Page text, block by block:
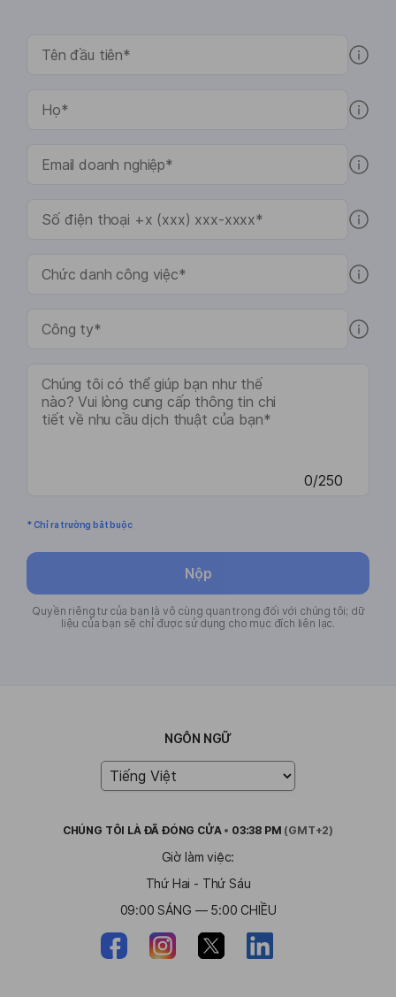
0/250
* Chỉ ra trường bắt buộc
Nộp
Quyền riêng tư của bạn là vô cùng quan trọng đối với chúng tôi; dữ
liệu của bạn sẽ chỉ được sử dụng cho mục đích liên lạc.
NGÔN NGỮ
CHÚNG TÔI LÀ ĐÃ ĐÓNG CỬA • 03:38 PM (GMT+2)
Giờ làm việc:
Thứ Hai - Thứ Sáu
09:00 SÁNG — 5:00 CHIỀU